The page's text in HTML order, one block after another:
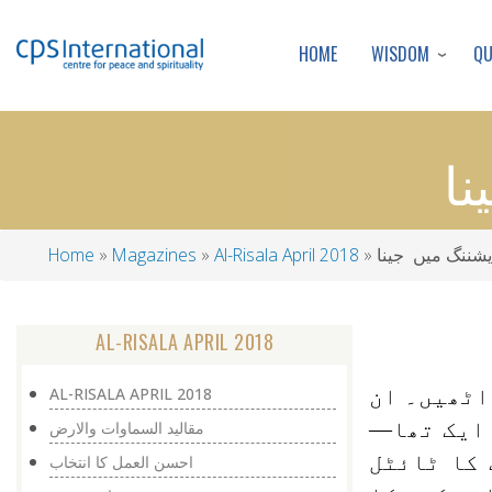
HOME WISDOM
Breadcrumb
Home Magazines Al-Risala April 2018 میں جینا
ان
ایک تھا—
کا ٹائٹل
AL-RISALA APRIL 2018
AL-RISALA APRIL 2018
مقالید السماوات والارض
احسن العمل کا انتخاب